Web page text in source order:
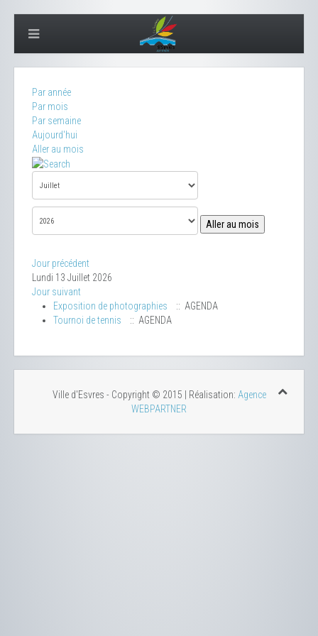
Par année
Par mois
Par semaine
Aujourd'hui
Aller au mois
Aller au mois
Jour précédent
Lundi 13 Juillet 2026
Jour suivant
Exposition de photographies
:: AGENDA
Tournoi de tennis
:: AGENDA
Ville d'Esvres - Copyright © 2015 | Réalisation: Agence
WEBPARTNER